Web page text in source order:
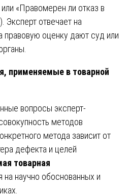
или «Правомерен ли отказ в
Эксперт отвечает на
правовую оценку дают суд или
применяемые в товарной
вопросы эксперт-
методов
метода зависит от
дефекта и целей
товарная
на научно обоснованных и